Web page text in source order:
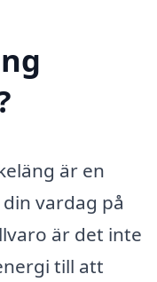
är en
vardag på
är det inte
till att